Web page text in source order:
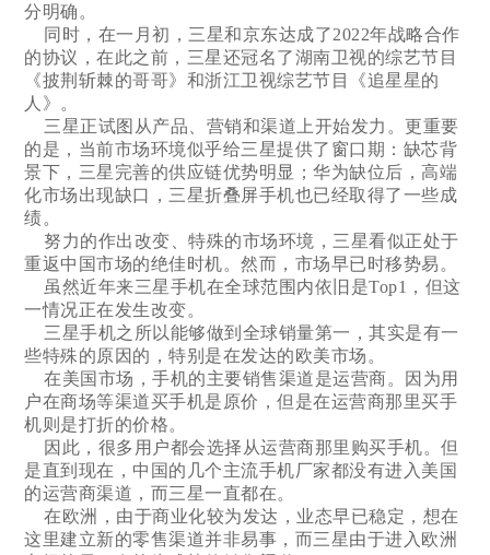
分明确。
同时，在一月初，三星和京东达成了2022年战略合作
的协议，在此之前，三星还冠名了湖南卫视的综艺节目
《披荆斩棘的哥哥》和浙江卫视综艺节目《追星星的
人》。
三星正试图从产品、营销和渠道上开始发力。更重要
的是，当前市场环境似乎给三星提供了窗口期：缺芯背
景下，三星完善的供应链优势明显；华为缺位后，高端
化市场出现缺口，三星折叠屏手机也已经取得了一些成
绩。
努力的作出改变、特殊的市场环境，三星看似正处于
重返中国市场的绝佳时机。然而，市场早已时移势易。
虽然近年来三星手机在全球范围内依旧是Top1，但这
一情况正在发生改变。
三星手机之所以能够做到全球销量第一，其实是有一
些特殊的原因的，特别是在发达的欧美市场。
在美国市场，手机的主要销售渠道是运营商。因为用
户在商场等渠道买手机是原价，但是在运营商那里买手
机则是打折的价格。
因此，很多用户都会选择从运营商那里购买手机。但
是直到现在，中国的几个主流手机厂家都没有进入美国
的运营商渠道，而三星一直都在。
在欧洲，由于商业化较为发达，业态早已稳定，想在
这里建立新的零售渠道并非易事，而三星由于进入欧洲